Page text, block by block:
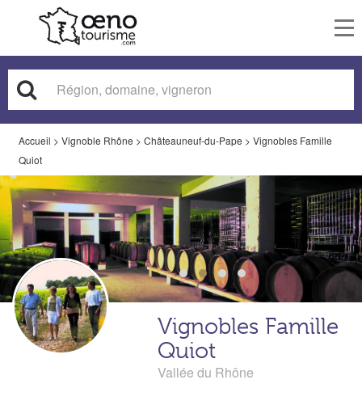
Accueil > Vignoble Rhône > Châteauneuf-du-Pape > Vignobles Famille
Quiot
Vignobles Famille
Quiot
Vallée du Rhône